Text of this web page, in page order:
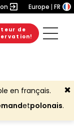
Europe FR
de
en français.
etpolonais.
20. juillet 2026
10. juillet 2026
6. juillet 2026